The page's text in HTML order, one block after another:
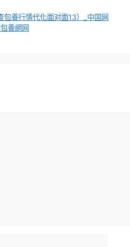
包養行情代化面对面13）_中国网
養網网